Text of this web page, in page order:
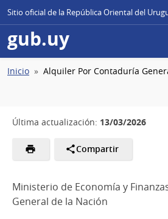
Sitio oficial de la República Oriental del
gub.uy
Ruta
Inicio Alquiler Por Contaduría
Última actualización: 13/03/2026
Compartir
Ministerio de Economía y
General de la Nación